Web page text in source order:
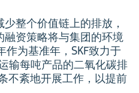
整个价值链上的排放，
融资策略将与集团的环境
作为基准年，SKF致力于
输每吨产品的二氧化碳排
不紊地开展工作，以提前